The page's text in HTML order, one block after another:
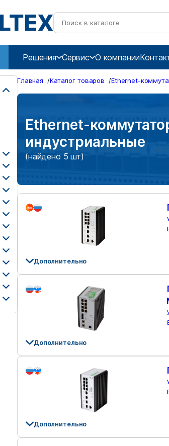
Решения Сервис О компании
Главная /Каталог товаров /Ethernet-
Ethernet-
индустриальные
(найдено 5 шт)
Дополнительно
Дополнительно
Дополнительно